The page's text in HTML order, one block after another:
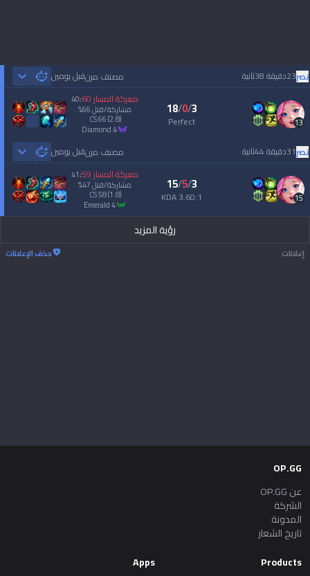
مصنف مرنقبل يومين نصر23دقيقة 38ثانية
13
3
/
0
/
18
Perfect
معركة المسار60
:
40
مشاركة/قتل66
%
CS66(2.8)
diamond 4
مصنف مرنقبل يومين نصر31دقيقة 44ثانية
15
3
/
5
/
15
3.60:1 KDA
معركة المسار59
:
41
مشاركة/قتل47
%
CS58(1.8)
emerald 4
رؤية المزيد
إعلانات حذف الإعلانات
OP.GG
عن OP.GG
الشركة
المدونة
تاريخ الشعار
Products
Apps